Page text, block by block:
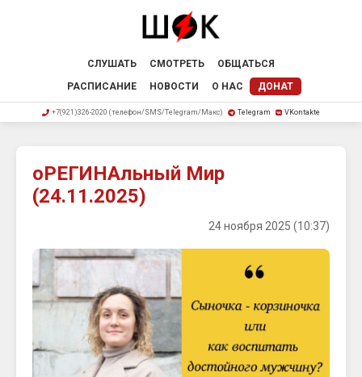
СЛУШАТЬ СМОТРЕТЬ
ОБЩАТЬСЯ
РАСПИСАНИЕ
НОВОСТИ О НАС ДОНАТ
+7(921)326-2020 (телефон/SMS/Telegram/Макс) Telegram VKontakte
оРЕГИНАльный Мир
(24.11.2025)
24 ноября 2025 (10:37)